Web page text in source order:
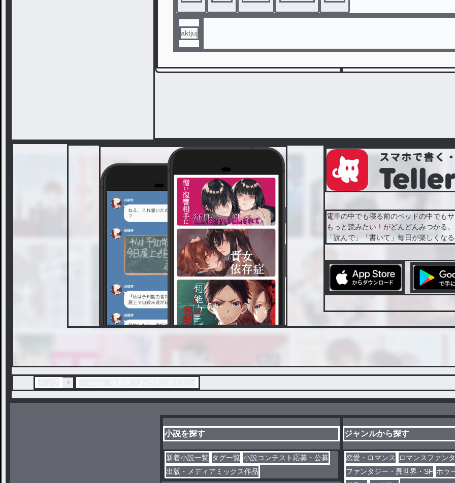
aktjuj
電車の中でも寝る前のベッドの中でも
もっと読みたい！がどんどんみつかる。
「読んで」「書いて」毎日が楽しくな
小説を探す
新着小説一覧 タグ一覧 小説コンテスト応募・公募
出版・メディアミックス作品
ジャンルから探す
恋愛・ロマンス
ロマンスファン
ファンタジー・異世界・SF ホラ